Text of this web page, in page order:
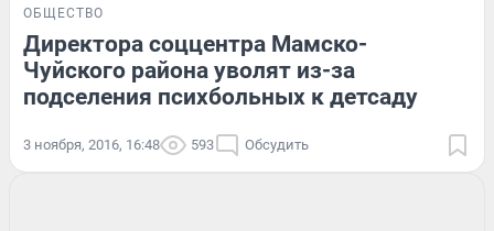
ОБЩЕСТВО
Директора соццентра Мамско-
Чуйского района уволят из-за
подселения психбольных к детсаду
3 ноября, 2016, 16:48 593 Обсудить